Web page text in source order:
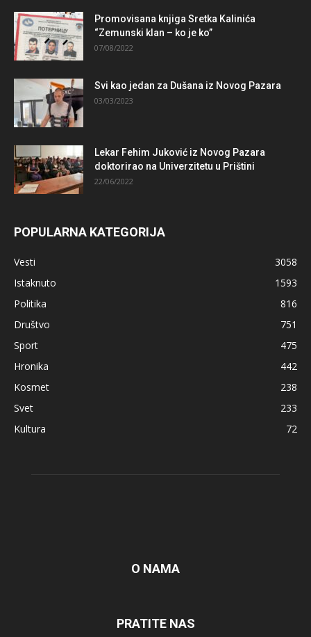
Promovisana knjiga Sretka Kalinića
“Zemunski klan – ko je ko”
07/08/2022
Svi kao jedan za Dušana iz Novog Pazara
03/03/2023
Lekar Fehim Juković iz Novog Pazara
doktorirao na Univerzitetu u Prištini
22/06/2022
POPULARNA KATEGORIJA
Vesti
3058
Istaknuto
1593
Politika
816
Društvo
751
Sport
475
Hronika
442
Kosmet
238
Svet
233
Kultura
72
O NAMA
PRATITE NAS